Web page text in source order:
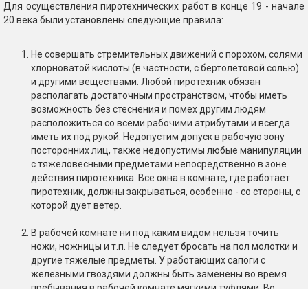
Для осуществления пиротехнических работ в конце 19 - начале
20 века были установлены следующие правила:
Не совершать стремительных движений с порохом, солями
хлорноватой кислоты (в частности, с бертолетовой солью)
и другими веществами. Любой пиротехник обязан
располагать достаточным пространством, чтобы иметь
возможность без стеснения и помех другим людям
расположиться со всеми рабочими атрибутами и всегда
иметь их под рукой. Недопустим допуск в рабочую зону
посторонних лиц, также недопустимы любые манипуляции
с тяжеловесными предметами непосредственно в зоне
действия пиротехника. Все окна в комнате, где работает
пиротехник, должны закрываться, особенно - со стороны, с
которой дует ветер.
В рабочей комнате ни под каким видом нельзя точить
ножи, ножницы и т.п. Не следует бросать на пол молотки и
другие тяжелые предметы. У работающих сапоги с
железными гвоздями должны быть заменены во время